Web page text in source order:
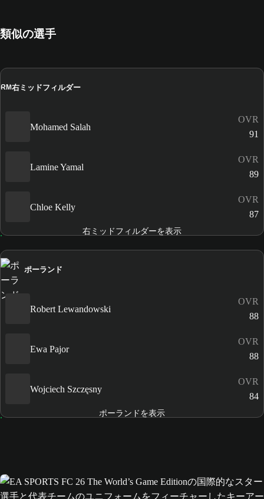
類似の選手
RM右ミッドフィルダー
Mohamed Salah
OVR
91
Lamine Yamal
OVR
89
Chloe Kelly
OVR
87
右ミッドフィルダーを表示
ポーランド
Robert Lewandowski
OVR
88
Ewa Pajor
OVR
88
Wojciech Szczęsny
OVR
84
ポーランドを表示